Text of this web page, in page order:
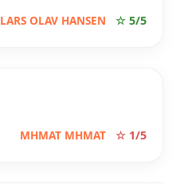
LARS OLAV HANSEN ☆ 5/5
MHMAT MHMAT ☆ 1/5